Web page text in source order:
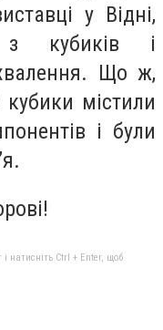
у Відні,
з кубиків і
Що ж,
містили
і були
натисніть Ctrl + Enter, щоб